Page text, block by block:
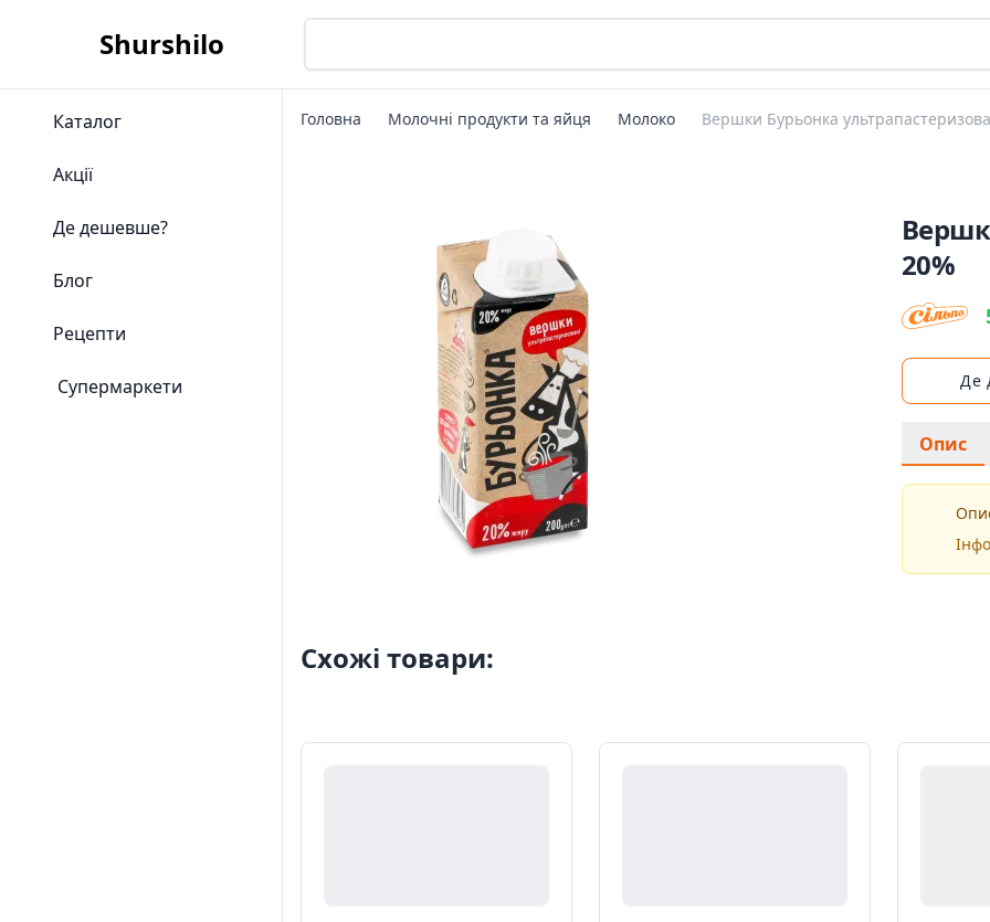
Shurshilo
Каталог
Акції
Де дешевше?
Блог
Рецепти
Супермаркети
Головна Молочні продукти та яйця Молоко Вершки Бурьонка
20%
Де
Опис
Схожі товари: